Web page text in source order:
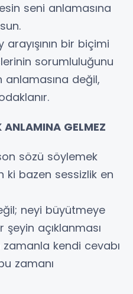
seni anlamasına
bir biçimi
sorumluluğunu
anlamasına değil,
GELMEZ
sözü söylemek
ki bazen sessizlik en
neyi büyütmeye
açıklanması
kendi cevabı
zamanı